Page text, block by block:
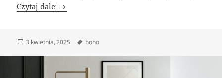
Czytaj dalej Jak urządzić mieszkanie w stylu boho
Data
3 kwietnia, 2025 Tagi
boho